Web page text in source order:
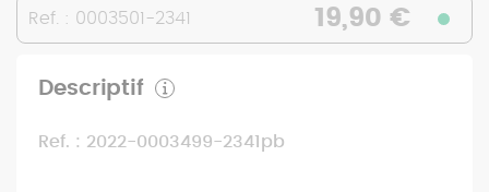
Ref. : 0003501-2341 19,90 €
Descriptif
Ref. : 2022-0003499-2341pb